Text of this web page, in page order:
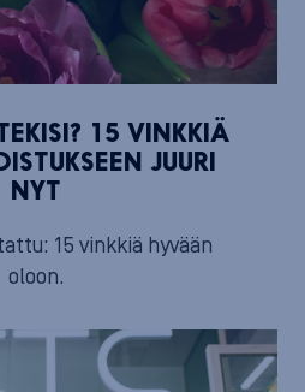
15 VINKKIÄ
JUURI
NYT
15 vinkkiä hyvään
oloon.